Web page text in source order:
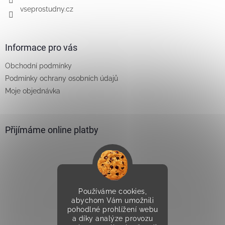
Používáme cookies,
abychom Vám umožnili
pohodlné prohlížení webu
a díky analýze provozu
vseprostudny.cz
Informace pro vás
Obchodní podmínky
Podmínky ochrany osobních údajů
Moje objednávka
Přijímáme online platby
Vytvořilo Studio Avocado